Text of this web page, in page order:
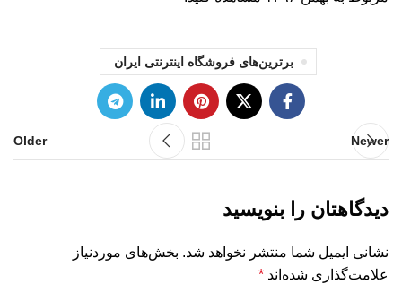
برترین‌های فروشگاه اینترنتی ایران
Newer
Older
دیدگاهتان را بنویسید
نشانی ایمیل شما منتشر نخواهد شد. بخش‌های موردنیاز
علامت‌گذاری شده‌اند *